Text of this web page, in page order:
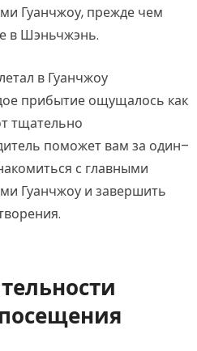
Гуанчжоу, прежде чем
в Шэньчжэнь.
в Гуанчжоу
прибытие ощущалось как
тщательно
поможет вам за один–
с главными
Гуанчжоу и завершить